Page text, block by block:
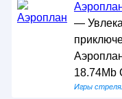
—
18.74Mb
Игры